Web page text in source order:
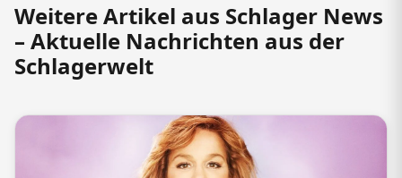
Weitere Artikel aus Schlager News
– Aktuelle Nachrichten aus der
Schlagerwelt